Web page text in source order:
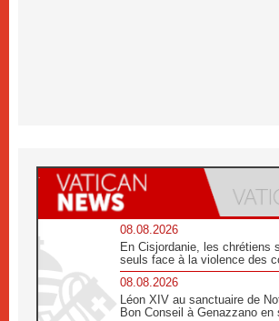
08.08.2026
En Cisjordanie, les chrétiens
seuls face à la violence des
08.08.2026
Léon XIV au sanctuaire de
Bon Conseil à Genazzano en